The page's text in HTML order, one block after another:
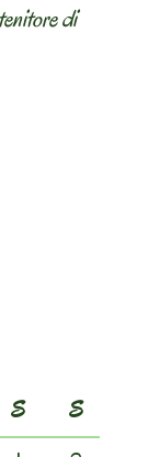
di
S
S